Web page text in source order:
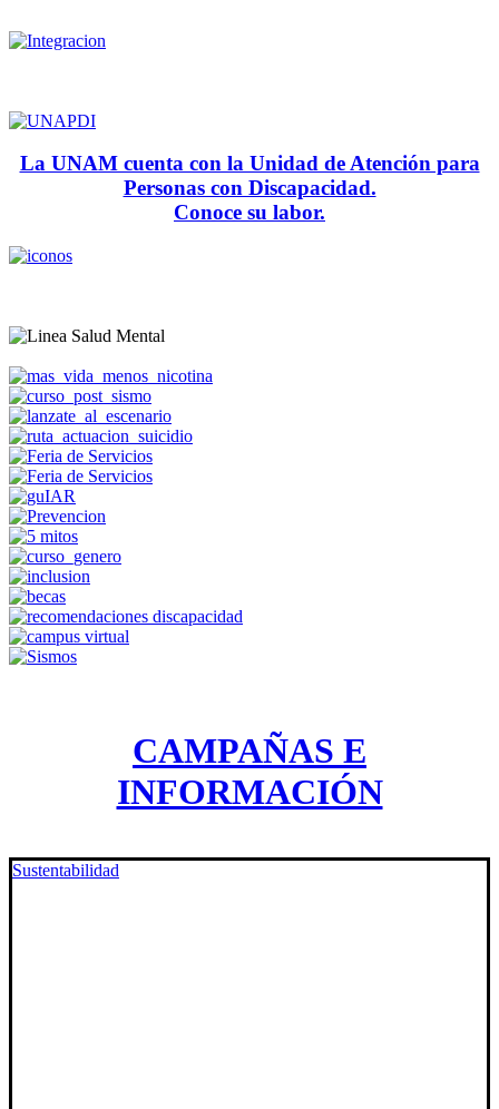
La UNAM cuenta con la Unidad de Atención para
Personas con Discapacidad.
Conoce su labor.
CAMPAÑAS E
INFORMACIÓN
Sustentabilidad